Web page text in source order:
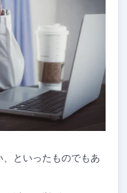
といったものでもあ